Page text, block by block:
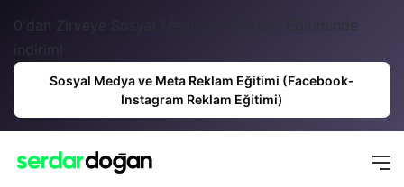
0'dan Zirveye Sosyal Medya ve Reklam Eğitiminde
indirim!
Sosyal Medya ve Meta Reklam Eğitimi (Facebook-
Instagram Reklam Eğitimi)